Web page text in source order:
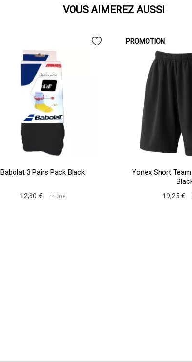
VOUS AIMEREZ AUSSI
Babolat 3 Pairs Pack Black
12,60 € 14,00 €
PROMOTION
Yonex Short
19,25 €